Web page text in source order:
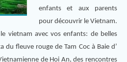
enfants et aux parents
pour découvrir le Vietnam.
vietnam avec vos enfants: de belles
du fleuve rouge de Tam Coc à Baie d’
de Hoi An, des rencontres